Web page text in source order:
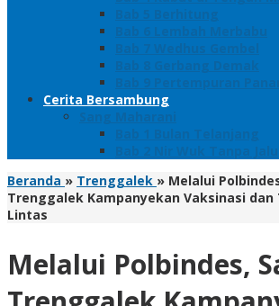
Bab 5 Berhitung
Bab 6 Lembah Merbabu
Bab 7 Wedhus Gembel
Bab 8 Gerbang Demak
Bab 9 Pertempuran
Cerita Bersambung
Sang Maharani
Bab 1 Bulan Telanjang
Bab 2 Nir Wuk Tanpa Jalu
Beranda » Trenggalek » Melalui
Trenggalek Kampanyekan Vaksinasi
Lintas
Melalui Polbindes,